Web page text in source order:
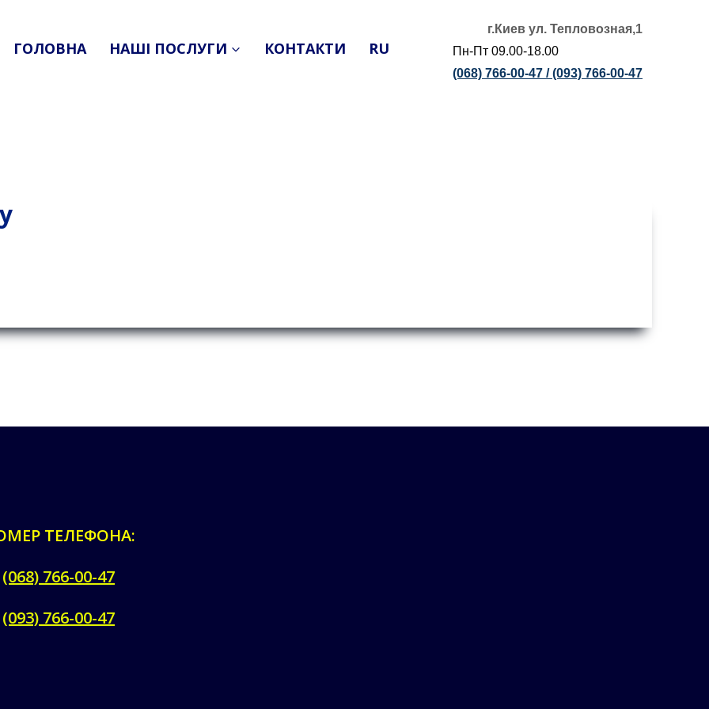
ГОЛОВНА НАШІ ПОСЛУГИ КОНТАКТИ RU
г.Киев ул. Тепловозная,1
Пн-Пт 09.00-18.00
(068) 766-00-47 /(093) 766-00-47
ТЕЛЕФОНА:
(068) 766-00-47
(093) 766-00-47